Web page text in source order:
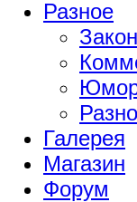
Разное
Галерея
Магазин
Форум